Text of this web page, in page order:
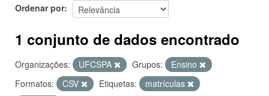
Ordenar por
1 conjunto de dados encontrado
Organizações: UFCSPA Grupos:
Ensino
Formatos:
CSV Etiquetas:
matrículas